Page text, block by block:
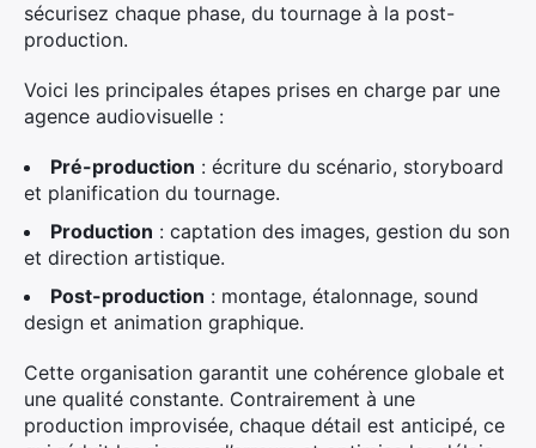
sécurisez chaque phase, du tournage à la post-
production.
Voici les principales étapes prises en charge par une
agence audiovisuelle :
Pré-production : écriture du scénario, storyboard
et planification du tournage.
Production : captation des images, gestion du son
et direction artistique.
Post-production : montage, étalonnage, sound
design et animation graphique.
Cette organisation garantit une cohérence globale et
une qualité constante. Contrairement à une
production improvisée, chaque détail est anticipé, ce